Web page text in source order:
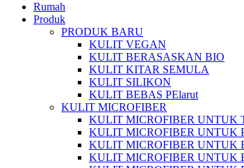
Rumah
Produk
PRODUK BARU
KULIT VEGAN
KULIT BERASASKAN BIO
KULIT KITAR SEMULA
KULIT SILIKON
KULIT BEBAS PElarut
KULIT MICROFIBER
KULIT MICROFIBER UNTUK
KULIT MICROFIBER UNTUK
KULIT MICROFIBER UNTUK
KULIT MICROFIBER UNTUK